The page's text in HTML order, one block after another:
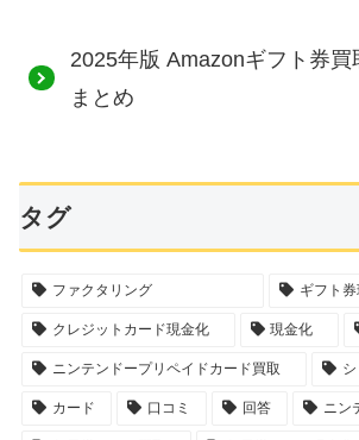
2025年版 Amazonギフト券買
まとめ
タグ
ファクタリング ギフト
クレジットカード現金化 現金化
ニンテンドープリペイドカード買取
カード 口コミ 回答 ニン